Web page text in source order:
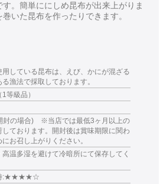
。簡単ににしめ昆布が出来上がりま
いた昆布を作ったりできます。
用している昆布は、えび、かにが混ざる
漁法で採取しております。
等級品）
封の場合) ※当店では最低3ヶ月以上の
しております。開封後は賞味期限に関わ
にお召し上がりください。
高温多湿を避けて冷暗所にて保存してく
時:★★★★☆